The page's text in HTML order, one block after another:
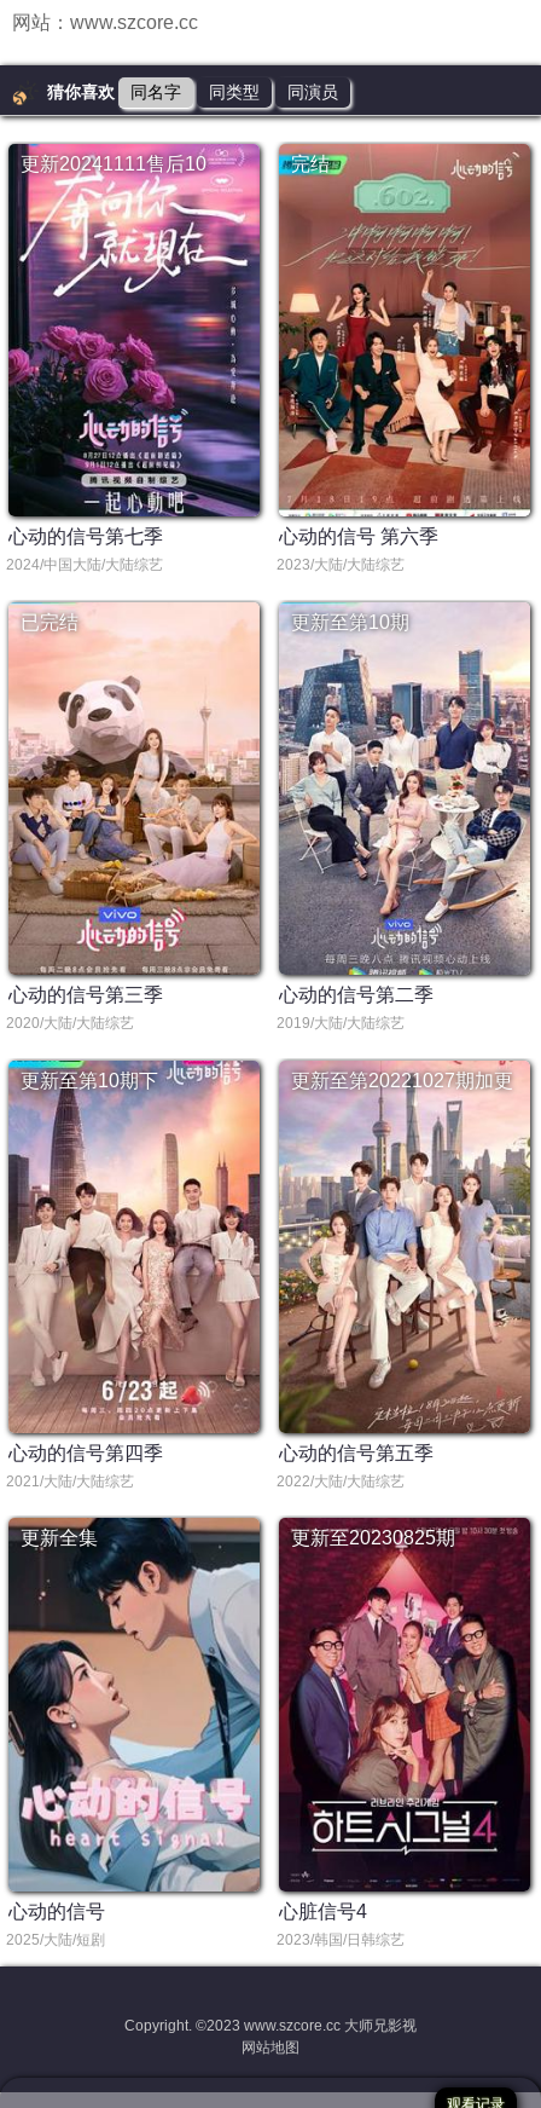
20259729超前 202050804纯享
网站：www.szcore.cc
猜你喜欢 同名字 同类型 同演员
更新20241111售后10
心动的信号第七季
2024/中国大陆/大陆综艺
完结
心动的信号 第六季
2023/大陆/大陆综艺
已完结
心动的信号第三季
2020/大陆/大陆综艺
更新至第10期
心动的信号第二季
2019/大陆/大陆综艺
更新至第10期下
心动的信号第四季
2021/大陆/大陆综艺
更新至第20221027期加更
心动的信号第五季
2022/大陆/大陆综艺
更新全集
心动的信号
2025/大陆/短剧
更新至20230825期
心脏信号4
2023/韩国/日韩综艺
Copyright. ©2023 www.szcore.cc 大师兄影视
网站地图
观看记录